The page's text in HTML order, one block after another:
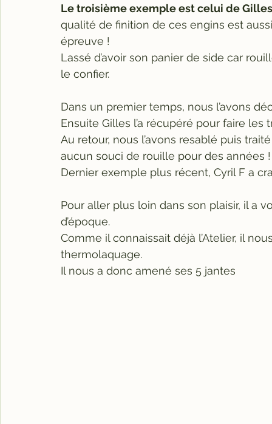
Le troisième exemple est celui de
qualité de finition de ces engins est
épreuve !
Lassé d’avoir son panier de side car
le confier.
Dans un premier temps, nous l’avons
Ensuite Gilles l’a récupéré pour faire les
Au retour, nous l’avons resablé puis
aucun souci de rouille pour des années !
Dernier exemple plus récent, Cyril F a
Pour aller plus loin dans son plaisir, il a
d’époque.
Comme il connaissait déjà l’Atelier, il
thermolaquage.
Il nous a donc amené ses 5 jantes